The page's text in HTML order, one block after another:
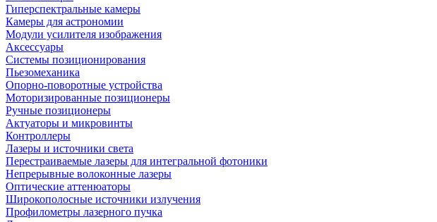
Гиперспектральные камеры
Камеры для астрономии
Модули усилителя изображения
Аксессуары
Системы позиционирования
Пьезомеханика
Опорно-поворотные устройства
Моторизированные позиционеры
Ручные позиционеры
Актуаторы и микровинты
Контроллеры
Лазеры и источники света
Перестраиваемые лазеры для интегральной фотоники
Непрерывные волоконные лазеры
Оптические аттенюаторы
Широкополосные источники излучения
Профилометры лазерного пучка